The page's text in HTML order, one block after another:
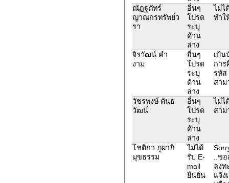
ณัฏฐภัทร์
ญาณกรทรัพย์ว
รา
อื่นๆ
โปรด
ระบุ
ด้าน
ล่าง
ไม่ไ
ทำใ
จิรวัฒน์ คำ
งาม
อื่นๆ
โปรด
ระบุ
ด้าน
ล่าง
เป้น
การ
รหัส
สาม
วัชรพงษ์ ตันธ
วัฒน์
อื่นๆ
โปรด
ระบุ
ด้าน
ล่าง
ไม่ไ
สาม
โชติกา ภูผาภิ
มุขธรรม
ไม่ได้
รับ E-
mail
ยืนยัน
..ข
ลงท
แจ้ง